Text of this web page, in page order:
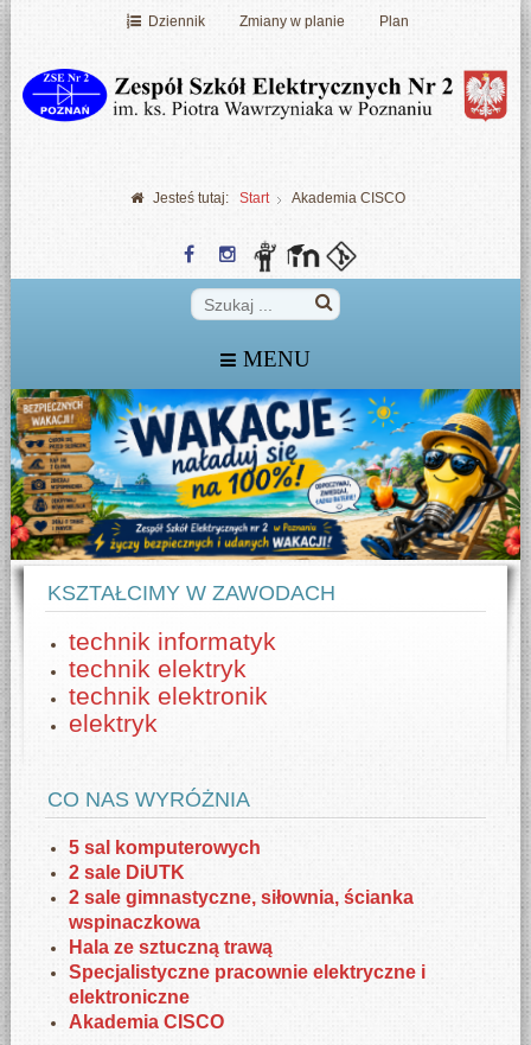
Dziennik Zmiany w planie Plan
Jesteś tutaj: Start Akademia CISCO
MENU
KSZTAŁCIMY W ZAWODACH
technik informatyk
technik elektryk
technik elektronik
elektryk
CO NAS WYRÓŻNIA
5 sal komputerowych
2 sale DiUTK
2 sale gimnastyczne, siłownia, ścianka
wspinaczkowa
Hala ze sztuczną trawą
Specjalistyczne pracownie elektryczne i
elektroniczne
Akademia CISCO